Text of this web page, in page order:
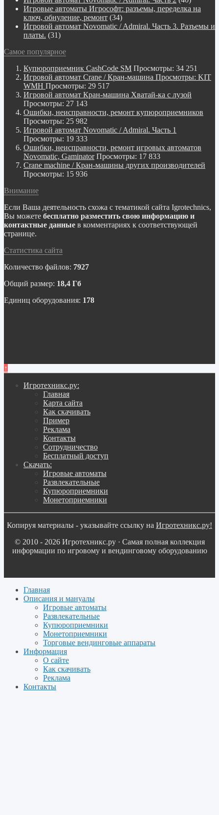
Игровые автоматы Игрософт: разъемы, переделка на
ключ, обнуление, ремонт (34)
Игровой автомат Novomatic / Admiral. Часть 3. Разъемы и
платы. (31)
Самое популярное
Купюроприемник CashCode SM Просмотры: 34 251
Игровой автомат Crane / Кран-машина Просмотры: KIT
WMH Просмотры: 29 517
Игровой автомат Кран-машина Хватай-ка с лузой
Просмотры: 27 143
Ошибки, неисправности, ремонт купюроприемников
Просмотры: 25 982
Игровой автомат Novomatic / Admiral. Часть 1
Просмотры: 19 333
Ошибки, неисправности, ремонт игровых автоматов
Novomatic, Gaminator Просмотры: 17 833
Crane machine / Кран-машины других производителей
Просмотры: 15 936
Внимание
Если Ваша деятельность схожа с тематикой сайта Igrotechnics,
Вы можете бесплатно разместить свою информацию и
контактные данные в комментариях к соответствующей
странице.
Статистика сайта
Количество файлов: 7927
Общий размер: 18,4 Гб
Единиц оборудования: 178
↑
Игротехникс.ру:
Главная
Карта сайта
Как скачивать
Пример
Реклама
Контакты
Сотрудничество
Бесплатный доступ
Скачать:
Игровые автоматы
Развлекательные
Купюроприемники
Монетоприемники
Копируя материалы - указывайте ссылку на Игротехникс.ру!
© 2010 - 2026 Игротехникс.ру · Самая полная коллекция
информации по игровому и вендинговому оборудованию
Главная
Описания и мануалы
Игровые автоматы
Развлекательные
Купюроприемники
Монетоприемники
Торговые вендинговые аппараты
Информация
О сайте
Как скачивать
Реклама
Контакты